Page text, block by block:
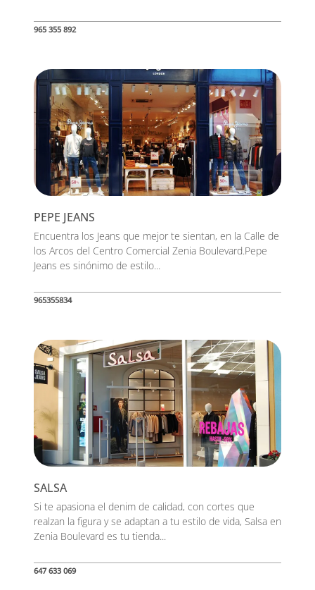
965 355 892
PEPE JEANS
Encuentra los Jeans que mejor te sientan, en la Calle de
los Arcos del Centro Comercial Zenia Boulevard.Pepe
Jeans es sinónimo de estilo...
965355834
SALSA
Si te apasiona el denim de calidad, con cortes que
realzan la figura y se adaptan a tu estilo de vida, Salsa en
Zenia Boulevard es tu tienda...
647 633 069